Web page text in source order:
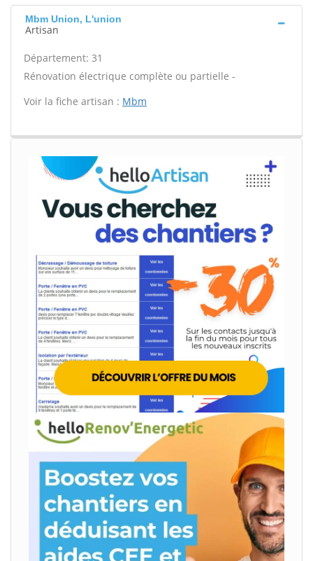
Mbm Union, L'union
Artisan
Département: 31
Rénovation électrique complète ou partielle -
Voir la fiche artisan : Mbm